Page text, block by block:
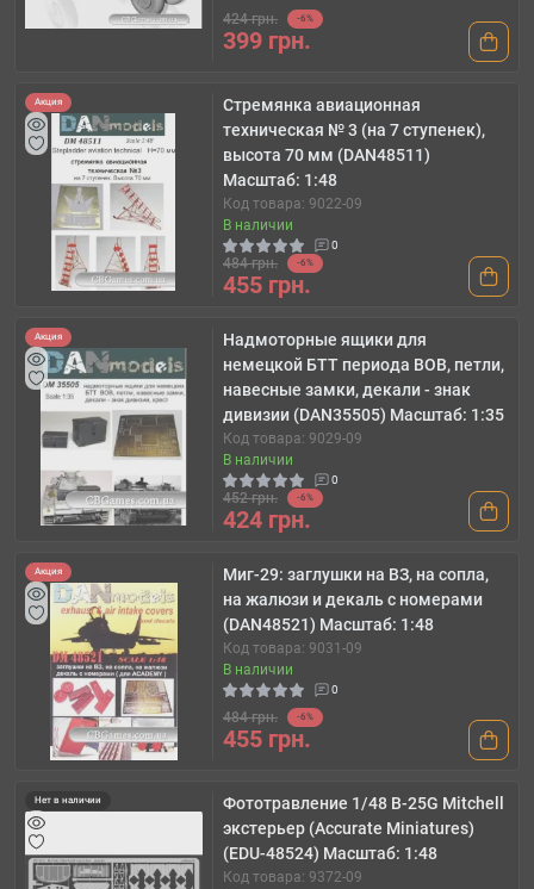
424 грн. -6%
399 грн.
Акция
Стремянка авиационная
техническая № 3 (на 7 ступенек),
высота 70 мм (DAN48511)
Масштаб: 1:48
Код товара: 9022-09
В наличии
0
484 грн. -6%
455 грн.
Акция
Надмоторные ящики для
немецкой БТТ периода ВОВ, петли,
навесные замки, декали - знак
дивизии (DAN35505) Масштаб: 1:35
Код товара: 9029-09
В наличии
0
452 грн. -6%
424 грн.
Акция
Миг-29: заглушки на ВЗ, на сопла,
на жалюзи и декаль с номерами
(DAN48521) Масштаб: 1:48
Код товара: 9031-09
В наличии
0
484 грн. -6%
455 грн.
Нет в наличии
Фототравление 1/48 B-25G Mitchell
экстерьер (Accurate Miniatures)
(EDU-48524) Масштаб: 1:48
Код товара: 9372-09